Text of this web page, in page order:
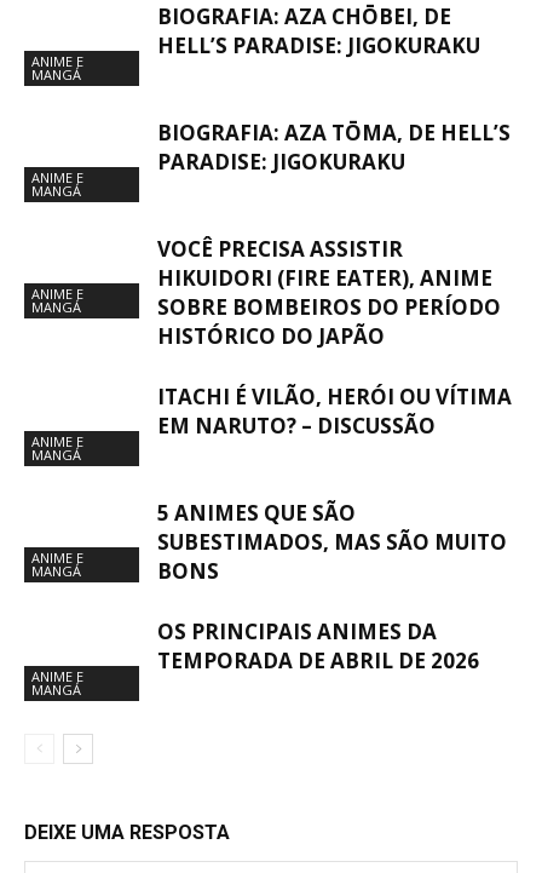
ANIME E
MANGÁ
BIOGRAFIA: AZA CHŌBEI, DE
HELL’S PARADISE: JIGOKURAKU
ANIME E
MANGÁ
BIOGRAFIA: AZA TŌMA, DE HELL’S
PARADISE: JIGOKURAKU
ANIME E
MANGÁ
VOCÊ PRECISA ASSISTIR
HIKUIDORI (FIRE EATER), ANIME
SOBRE BOMBEIROS DO PERÍODO
HISTÓRICO DO JAPÃO
ANIME E
MANGÁ
ITACHI É VILÃO, HERÓI OU VÍTIMA
EM NARUTO? – DISCUSSÃO
ANIME E
MANGÁ
5 ANIMES QUE SÃO
SUBESTIMADOS, MAS SÃO MUITO
BONS
ANIME E
MANGÁ
OS PRINCIPAIS ANIMES DA
TEMPORADA DE ABRIL DE 2026
DEIXE UMA RESPOSTA